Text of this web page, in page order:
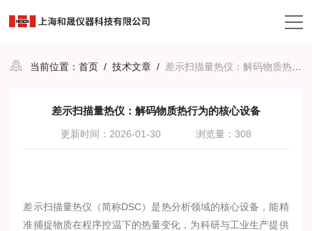
当前位置：首页 /技术文章 / 差示扫描量热仪：解码物质热行为的核心设备
差示扫描量热仪：解码物质热行为的核心设备
更新时间：2026-01-30 浏览量：308
差示扫描量热仪（简称DSC）是热分析领域的核心设备，能精
准捕捉物质在程序控温下的热量变化，为科研与工业生产提供